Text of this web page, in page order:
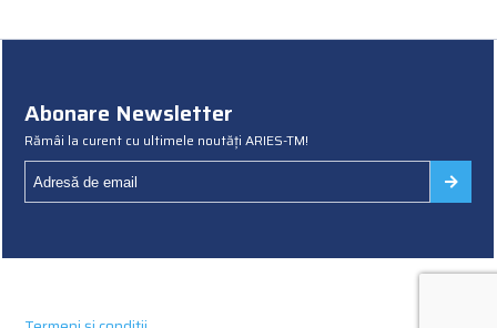
Abonare Newsletter
Rămâi la curent cu ultimele noutăți ARIES-TM!